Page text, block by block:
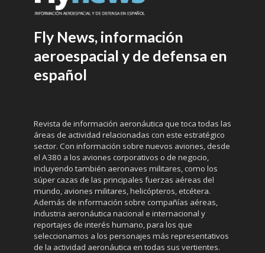
Fly News, información
aeroespacial y de defensa en
español
Revista de información aeronáutica que toca todas las
áreas de actividad relacionadas con este estratégico
sector. Con información sobre nuevos aviones, desde
el A380 a los aviones corporativos o de negocio,
incluyendo también aeronaves militares, como los
súper cazas de las principales fuerzas aéreas del
mundo, aviones militares, helicópteros, etcétera.
Además de información sobre compañías aéreas,
industria aeronáutica nacional e internacional y
reportajes de interés humano, para los que
seleccionamos a los personajes más representativos
de la actividad aeronáutica en todas sus vertientes.